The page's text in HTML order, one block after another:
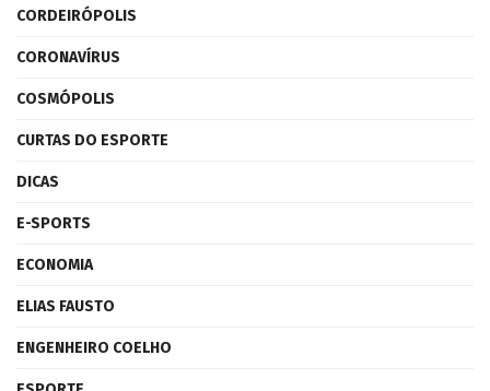
CORDEIRÓPOLIS
CORONAVÍRUS
COSMÓPOLIS
CURTAS DO ESPORTE
DICAS
E-SPORTS
ECONOMIA
ELIAS FAUSTO
ENGENHEIRO COELHO